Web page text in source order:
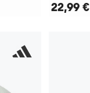
22,99 €